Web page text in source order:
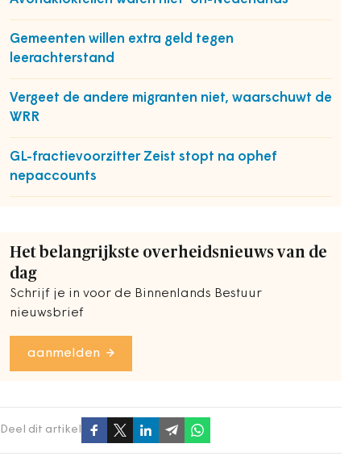
Gemeenten willen extra geld tegen
leerachterstand
Vergeet de andere migranten niet, waarschuwt de
WRR
GL-fractievoorzitter Zeist stopt na ophef
nepaccounts
Het belangrijkste overheidsnieuws van de
dag
Schrijf je in voor de Binnenlands Bestuur
nieuwsbrief
aanmelden
Deel dit artikel